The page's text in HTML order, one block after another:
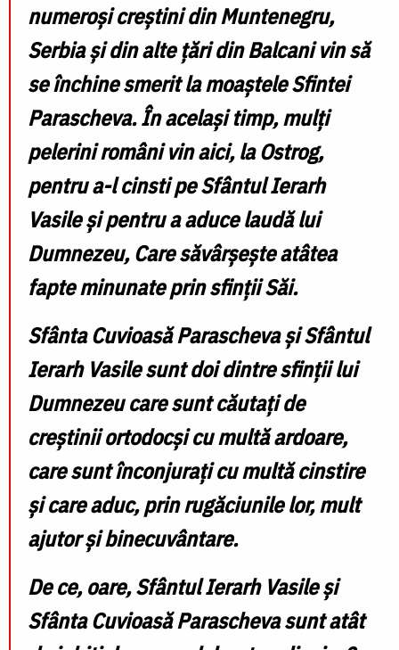
numeroși creștini din Muntenegru,
Serbia și din alte țări din Balcani vin să
se închine smerit la moaștele Sfintei
Parascheva. În același timp, mulți
pelerini români vin aici, la Ostrog,
pentru a-l cinsti pe Sfântul Ierarh
Vasile și pentru a aduce laudă lui
Dumnezeu, Care săvârșește atâtea
fapte minunate prin sfinții Săi.
Sfânta Cuvioasă Parascheva și Sfântul
Ierarh Vasile sunt doi dintre sfinții lui
Dumnezeu care sunt căutați de
creștinii ortodocși cu multă ardoare,
care sunt înconjurați cu multă cinstire
și care aduc, prin rugăciunile lor, mult
ajutor și binecuvântare.
De ce, oare, Sfântul Ierarh Vasile și
Sfânta Cuvioasă Parascheva sunt atât